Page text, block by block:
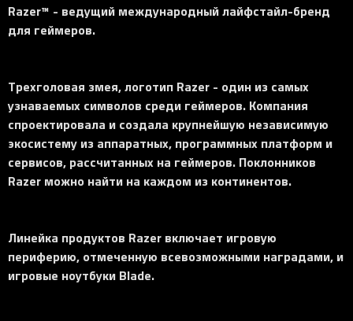
Razer™ - ведущий международный лайфстайл-бренд
для геймеров.
Трехголовая змея, логотип Razer - один из самых
узнаваемых символов среди геймеров. Компания
спроектировала и создала крупнейшую независимую
экосистему из аппаратных, программных платформ и
сервисов, рассчитанных на геймеров. Поклонников
Razer можно найти на каждом из континентов.
Линейка продуктов Razer включает игровую
периферию, отмеченную всевозможными наградами, и
игровые ноутбуки Blade.